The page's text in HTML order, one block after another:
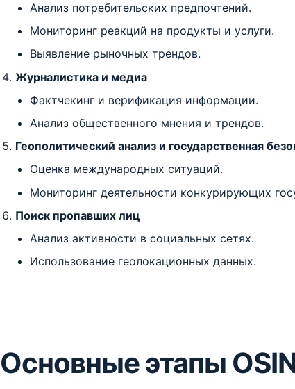
Анализ потребительских предпочтений.
Мониторинг реакций на продукты и услуги.
Выявление рыночных трендов.
Журналистика и медиа
Фактчекинг и верификация информации.
Анализ общественного мнения и трендов.
Геополитический анализ и государственная
Оценка международных ситуаций.
Мониторинг деятельности конкурирующих
Поиск пропавших лиц
Анализ активности в социальных сетях.
Использование геолокационных данных.
Основные этапы